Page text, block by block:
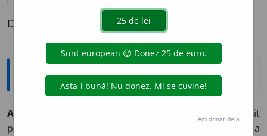
Definiția cu ID-ul 394793:
Explicative DEX
AS
Împresurare cu armată a unui loc întărit
pentru a-l cuceri. ◊
= suspendare a
Am donat deja.